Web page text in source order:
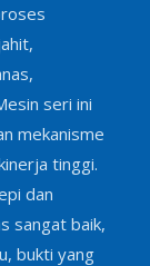
seri ini
mekanisme
tinggi.
dan
sangat baik,
bukti yang